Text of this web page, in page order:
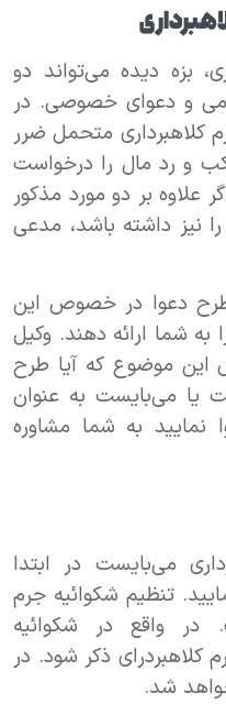
بزه دیده می‌تواند دو
و دعوای خصوصی. در
کلاهبرداری متحمل ضرر
و رد مال را درخواست
علاوه بر دو مورد مذکور
نیز داشته باشد، مدعی
طرح دعوا در خصوص این
شما ارائه دهند. وکیل
این موضوع که آیا طرح
یا می‌بایست به عنوان
به شما مشاوره
می‌بایست در ابتدا
تنظیم شکوائیه جرم
در واقع در شکوائیه
کلاهبردرای ذکر شود. در
شد.